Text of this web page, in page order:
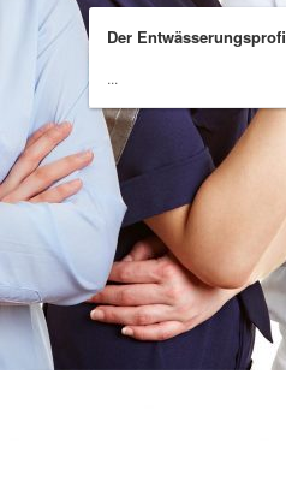
Der Entwässerungsprofi
...